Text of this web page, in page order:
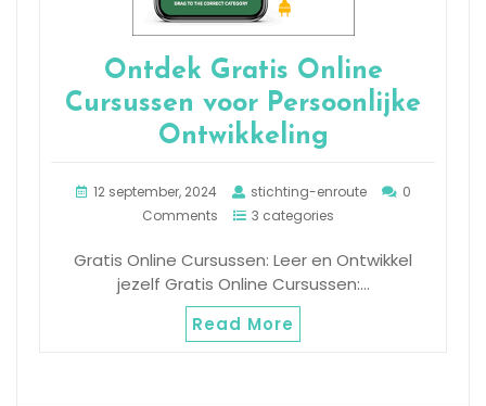
Ontdek Gratis Online
Cursussen voor Persoonlijke
Ontwikkeling
12 september, 2024 stichting-enroute
0
Comments
3 categories
Gratis Online Cursussen: Leer en Ontwikkel
jezelf Gratis Online Cursussen:…
Read More